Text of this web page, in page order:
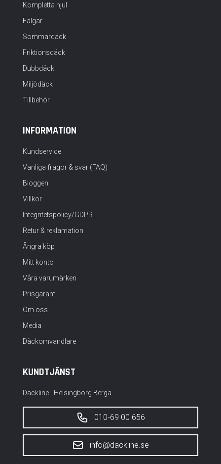
Kompletta hjul
Fälgar
Sommardäck
Friktionsdäck
Dubbdäck
Miljödäck
Tillbehör
INFORMATION
Kundservice
Vanliga frågor & svar (FAQ)
Bloggen
Villkor
Integritetspolicy/GDPR
Retur & reklamation
Ångra köp
Mitt konto
Våra varumärken
Prisgaranti
Om oss
Media
Däckomvandlare
KUNDTJÄNST
Däckline - Helsingborg Berga
010-69 00 656
info@dackline.se